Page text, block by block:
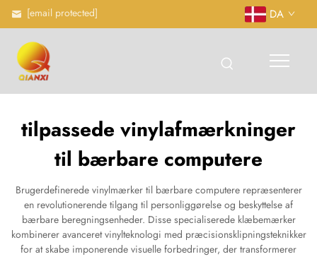
[email protected] DA
tilpassede vinylafmærkninger
til bærbare computere
Brugerdefinerede vinylmærker til bærbare computere repræsenterer
en revolutionerende tilgang til personliggørelse og beskyttelse af
bærbare beregningsenheder. Disse specialiserede klæbemærker
kombinerer avanceret vinylteknologi med præcisionsklipningsteknikker
for at skabe imponerende visuelle forbedringer, der transformerer